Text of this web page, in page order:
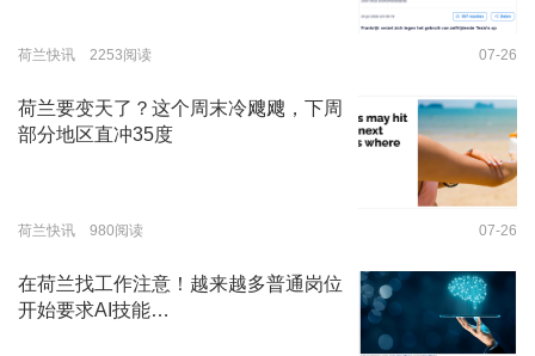
荷兰快讯 2253阅读 07-26
荷兰要变天了？这个周末冷飕飕，下周
部分地区直冲35度
荷兰快讯 980阅读 07-26
在荷兰找工作注意！越来越多普通岗位
开始要求AI技能…